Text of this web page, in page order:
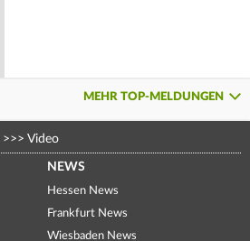
MEHR TOP-MELDUNGEN
>>> Video
NEWS
Hessen News
Frankfurt News
Wiesbaden News